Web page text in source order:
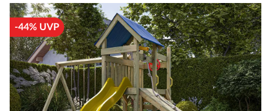
-44% UVP